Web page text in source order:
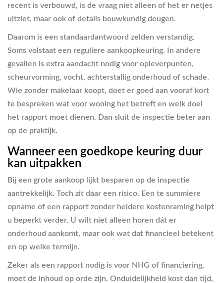
recent is verbouwd, is de vraag niet alleen of het er netjes
uitziet, maar ook of details bouwkundig deugen.
Daarom is een standaardantwoord zelden verstandig.
Soms volstaat een reguliere aankoopkeuring. In andere
gevallen is extra aandacht nodig voor opleverpunten,
scheurvorming, vocht, achterstallig onderhoud of schade.
Wie zonder makelaar koopt, doet er goed aan vooraf kort
te bespreken wat voor woning het betreft en welk doel
het rapport moet dienen. Dan sluit de inspectie beter aan
op de praktijk.
Wanneer een goedkope keuring duur
kan uitpakken
Bij een grote aankoop lijkt besparen op de inspectie
aantrekkelijk. Toch zit daar een risico. Een te summiere
opname of een rapport zonder heldere kostenraming helpt
u beperkt verder. U wilt niet alleen horen dát er
onderhoud aankomt, maar ook wat dat financieel betekent
en op welke termijn.
Zeker als een rapport nodig is voor NHG of financiering,
moet de inhoud op orde zijn. Onduidelijkheid kost dan tijd,